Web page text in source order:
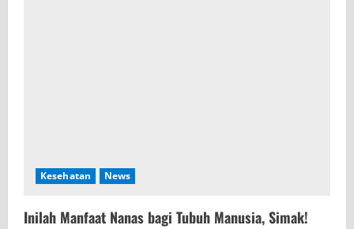
Kesehatan News
Inilah Manfaat Nanas bagi Tubuh Manusia, Simak!